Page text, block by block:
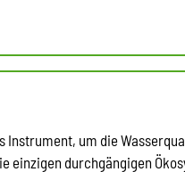
um die
einzigen durchgängigen